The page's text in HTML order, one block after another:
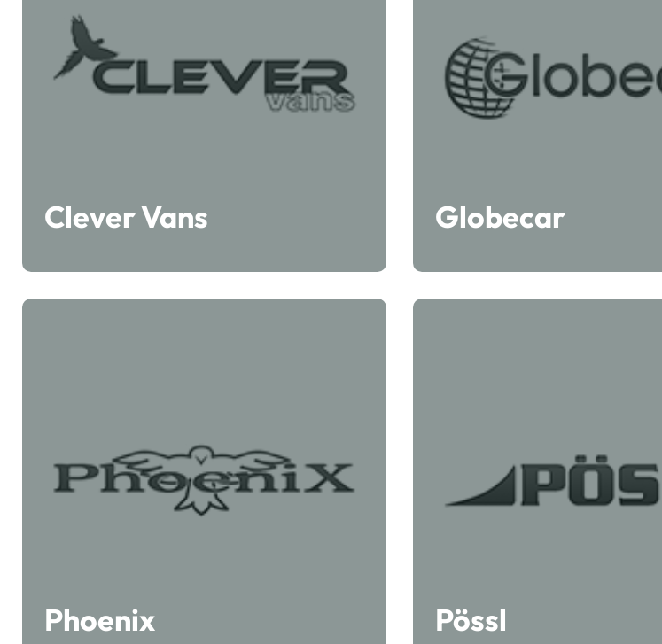
Clever Vans Globecar
Phoenix Pössl